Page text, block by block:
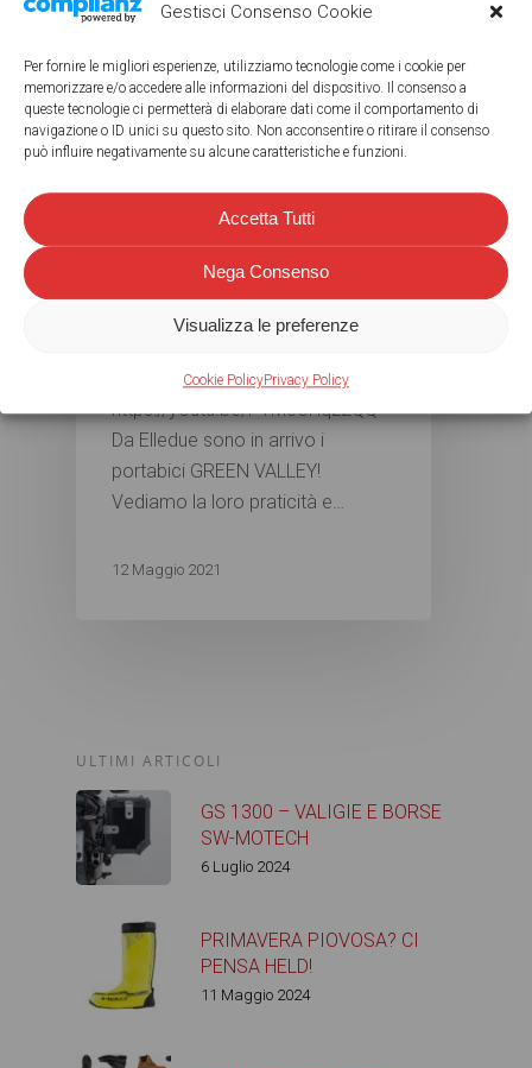
Gestisci Consenso Cookie
Per fornire le migliori esperienze, utilizziamo tecnologie come i cookie per
memorizzare e/o accedere alle informazioni del dispositivo. Il consenso a
queste tecnologie ci permetterà di elaborare dati come il comportamento di
navigazione o ID unici su questo sito. Non acconsentire o ritirare il consenso
può influire negativamente su alcune caratteristiche e funzioni.
Accetta Tutti
Nega Consenso
Visualizza le preferenze
Cookie PolicyPrivacy Policy
Accessori auto Ultimi arrivi
https://youtu.be/P1M8UHqz2QQ
Da Elledue sono in arrivo i
portabici GREEN VALLEY!
Vediamo la loro praticità e…
12 Maggio 2021
ULTIMI ARTICOLI
GS 1300 – VALIGIE E BORSE
SW-MOTECH
6 Luglio 2024
PRIMAVERA PIOVOSA? CI
PENSA HELD!
11 Maggio 2024